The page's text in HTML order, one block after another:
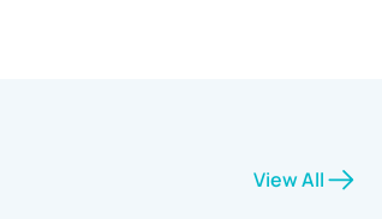
View All